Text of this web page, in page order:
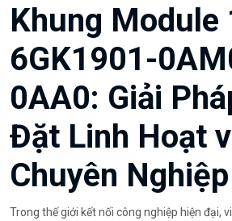
Khung Module
6GK1901-
0AA0: Giải
Đặt Linh Hoạt
Chuyên Nghiệp
Trong thế giới kết nối công nghiệp hiện đại,